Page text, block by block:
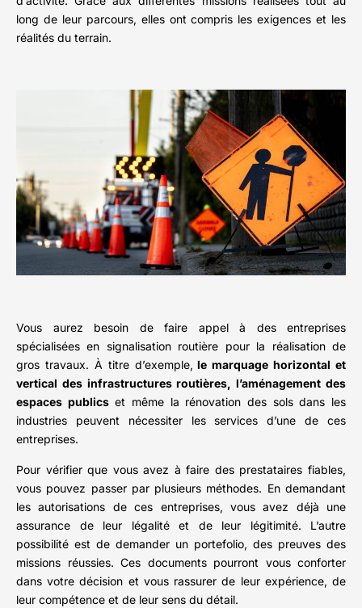
long de leur parcours, elles ont compris les exigences et les
réalités du terrain.
Vous aurez besoin de faire appel à des entreprises
spécialisées en signalisation routière pour la réalisation de
gros travaux. À titre d’exemple, le marquage horizontal et
vertical des infrastructures routières, l’aménagement des
espaces publicset même la rénovation des sols dans les
industries peuvent nécessiter les services d’une de ces
entreprises.
Pour vérifier que vous avez à faire des prestataires fiables,
vous pouvez passer par plusieurs méthodes. En demandant
les autorisations de ces entreprises, vous avez déjà une
assurance de leur légalité et de leur légitimité. L’autre
possibilité est de demander un portefolio, des preuves des
missions réussies. Ces documents pourront vous conforter
dans votre décision et vous rassurer de leur expérience, de
leur compétence et de leur sens du détail.